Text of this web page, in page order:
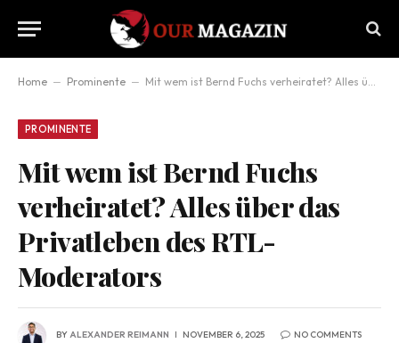
Home – Prominente – Mit wem ist Bernd Fuchs verheiratet? Alles über das Privatleben des RTL-Moderators
PROMINENTE
Mit wem ist Bernd Fuchs
verheiratet? Alles über das
Privatleben des RTL-
Moderators
BYALEXANDER REIMANN NOVEMBER 6, 2025 NO COMMENTS